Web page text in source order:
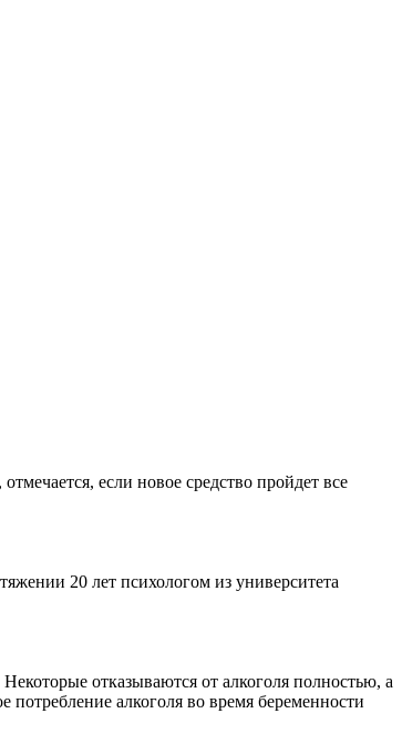
если новое средство пройдет все
20 лет психологом из университета
отказываются от алкоголя полностью, а
потребление алкоголя во время беременности